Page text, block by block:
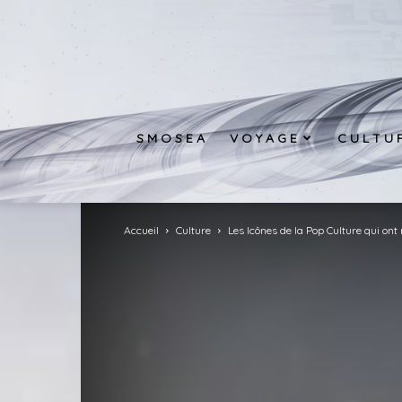
S M O S E A V O Y A G E C U L T U
Accueil Culture Les Icônes de la Pop Culture qui